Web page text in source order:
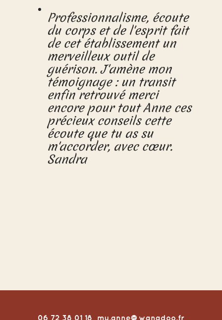
Professionnalisme, écoute
du corps et de l'esprit fait
de cet établissement un
merveilleux outil de
guérison. J'amène mon
témoignage : un transit
enfin retrouvé merci
encore pour tout Anne ces
précieux conseils cette
écoute que tu as su
m'accorder, avec cœur.
Sandra
06 72 38 01 18 my.anne@wanadoo.fr